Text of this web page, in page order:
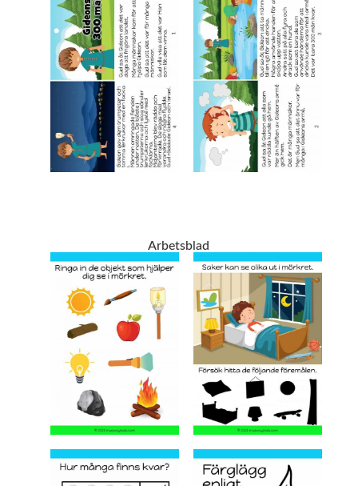
Arbetsblad